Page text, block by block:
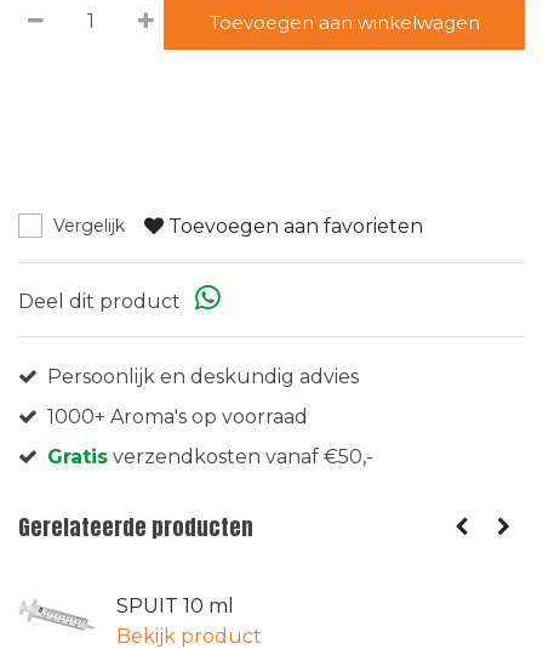
Toevoegen aan winkelwagen
Vergelijk Toevoegen aan favorieten
Deel dit product
Persoonlijk en deskundig advies
1000+ Aroma's op voorraad
Gratis verzendkosten vanaf €50,-
Gerelateerde producten
SPUIT 10 ml
Bekijk product